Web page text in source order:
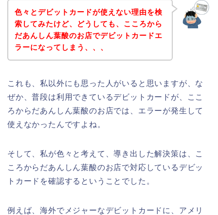
色々とデビットカードが使えない理由を検
索してみたけど、どうしても、こころから
だあんしん葉酸のお店でデビットカードエ
ラーになってしまう、、、
これも、私以外にも思った人がいると思いますが、な
ぜか、普段は利用できているデビットカードが、ここ
ろからだあんしん葉酸のお店では、エラーが発生して
使えなかったんですよね。
そして、私が色々と考えて、導き出した解決策は、こ
ころからだあんしん葉酸のお店で対応しているデビッ
トカードを確認するということでした。
例えば、海外でメジャーなデビットカードに、アメリ